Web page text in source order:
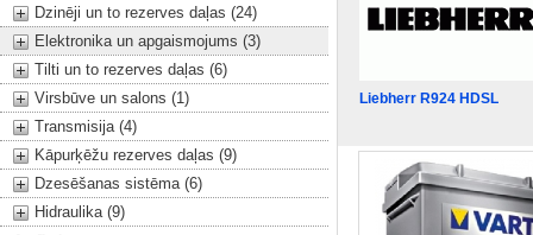
Dzinēji un to rezerves daļas (24)
Elektronika un apgaismojums (3)
Tilti un to rezerves daļas (6)
Virsbūve un salons (1)
Transmisija (4)
Kāpurķēžu rezerves daļas (9)
Dzesēšanas sistēma (6)
Hidraulika (9)
Liebherr R924 HDSL